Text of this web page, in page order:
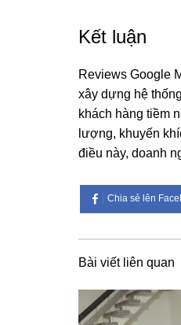
Kết luận
Reviews Google
xây dựng hệ
khách hàng tiềm
lượng, khuyến
điều này, doanh
Chia sẻ lên
Bài viết liên quan